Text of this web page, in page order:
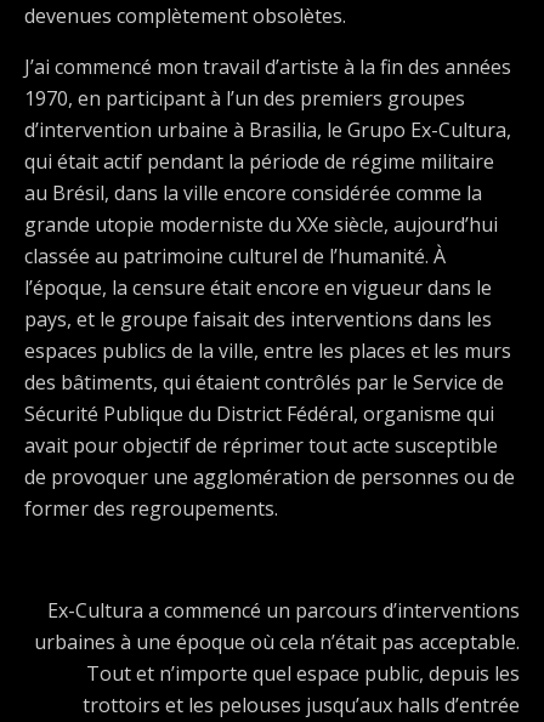
devenues complètement obsolètes.
J’ai commencé mon travail d’artiste à la fin des années
1970, en participant à l’un des premiers groupes
d’intervention urbaine à Brasilia, le Grupo Ex-Cultura,
qui était actif pendant la période de régime militaire
au Brésil, dans la ville encore considérée comme la
grande utopie moderniste du XXe siècle, aujourd’hui
classée au patrimoine culturel de l’humanité. À
l’époque, la censure était encore en vigueur dans le
pays, et le groupe faisait des interventions dans les
espaces publics de la ville, entre les places et les murs
des bâtiments, qui étaient contrôlés par le Service de
Sécurité Publique du District Fédéral, organisme qui
avait pour objectif de réprimer tout acte susceptible
de provoquer une agglomération de personnes ou de
former des regroupements.
Ex-Cultura a commencé un parcours d’interventions
urbaines à une époque où cela n’était pas acceptable.
Tout et n’importe quel espace public, depuis les
trottoirs et les pelouses jusqu’aux halls d’entrée